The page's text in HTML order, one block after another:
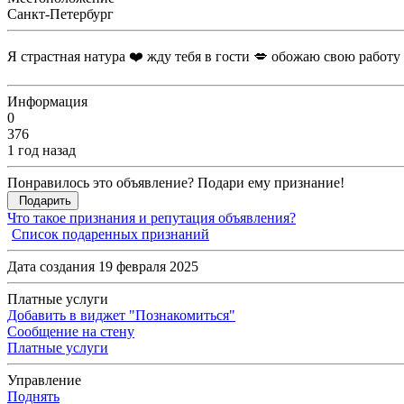
Санкт-Петербург
Я страстная натура ❤️ жду тебя в гости 💋 обожаю свою
Информация
0
376
1 год назад
Понравилось это объявление? Подари ему признание!
Подарить
Что такое признания и репутация объявления?
Список подаренных признаний
Дата создания 19 февраля 2025
Платные услуги
Добавить в виджет "Познакомиться"
Сообщение на стену
Платные услуги
Управление
Поднять